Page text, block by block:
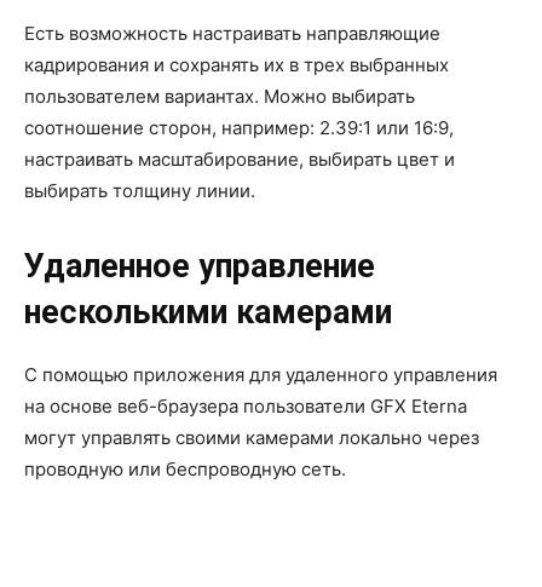
Есть возможность настраивать направляющие
кадрирования и сохранять их в трех выбранных
пользователем вариантах. Можно выбирать
соотношение сторон, например: 2.39:1 или 16:9,
настраивать масштабирование, выбирать цвет и
выбирать толщину линии.
Удаленное управление
несколькими камерами
С помощью приложения для удаленного управления
на основе веб-браузера пользователи GFX Eterna
могут управлять своими камерами локально через
проводную или беспроводную сеть.